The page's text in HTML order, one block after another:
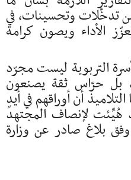
تدخّلات وتحسينات، في
الأداء ويصون كرامة
التربوية ليست مجرّد
بل حرّاس ثقة يصنعون
أن أوراقهم في أيدٍ
هُيِّئت لإنصاف المجتهد
بلاغ صادر عن وزارة